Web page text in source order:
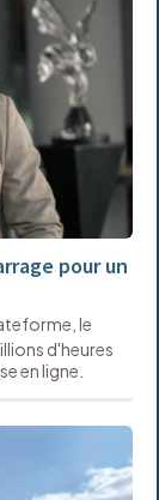
pour un
le
d'heures
en ligne.